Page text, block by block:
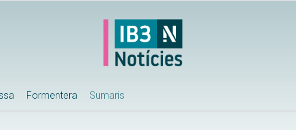
Formentera Sumaris